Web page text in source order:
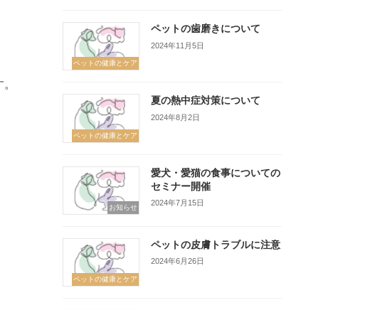
ペットの健康とケア
ペットの歯磨きについて
2024年11月5日
ペットの健康とケア
夏の熱中症対策について
2024年8月2日
お知らせ
愛犬・愛猫の食事についての
セミナー開催
2024年7月15日
ペットの健康とケア
ペットの皮膚トラブルに注意
2024年6月26日